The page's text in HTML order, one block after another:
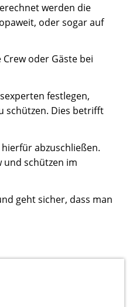
werden die
oder sogar auf
oder Gäste bei
festlegen,
schützen. Dies betrifft
abzuschließen.
und schützen im
geht sicher, dass man